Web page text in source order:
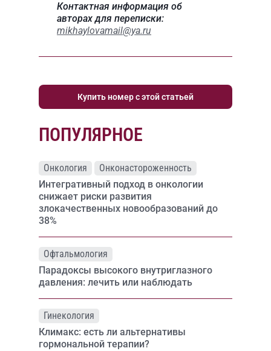
Контактная информация об
авторах для переписки:
mikhaylovamail@ya.ru
Купить номер с этой статьей
ПОПУЛЯРНОЕ
Онкология
Онконастороженность
Интегративный подход в онкологии
снижает риски развития
злокачественных новообразований до
38%
Офтальмология
Парадоксы высокого внутриглазного
давления: лечить или наблюдать
Гинекология
Климакс: есть ли альтернативы
гормональной терапии?